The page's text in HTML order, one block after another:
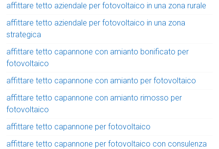
affittare tetto aziendale per fotovoltaico in una zona rurale
affittare tetto aziendale per fotovoltaico in una zona
strategica
affittare tetto capannone con amianto bonificato per
fotovoltaico
affittare tetto capannone con amianto per fotovoltaico
affittare tetto capannone con amianto rimosso per
fotovoltaico
affittare tetto capannone per fotovoltaico
affittare tetto capannone per fotovoltaico con consulenza